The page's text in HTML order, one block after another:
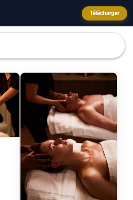
Télécharger